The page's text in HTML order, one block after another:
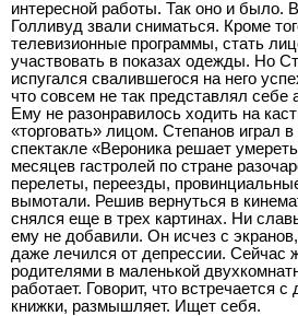
интересной работы. Так оно и было.
Голливуд звали сниматься. Кроме
телевизионные программы, стать
участвовать в показах одежды. Но
испугался свалившегося на него
что совсем не так представлял
Ему не разонравилось ходить на
«торговать» лицом. Степанов играл
спектакле «Вероника решает
месяцев гастролей по стране
перелеты, переезды,
вымотали. Решив вернуться в
снялся еще в трех картинах. Ни
ему не добавили. Он исчез с
даже лечился от депрессии. Сейчас
родителями в маленькой
работает. Говорит, что встречается с
книжки, размышляет. Ищет себя.